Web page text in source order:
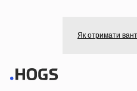
Як отримати